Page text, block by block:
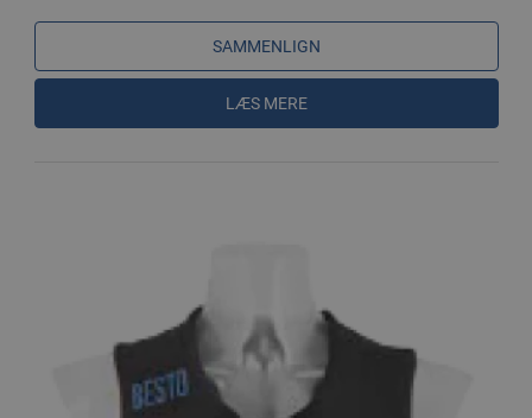
SAMMENLIGN
LÆS MERE